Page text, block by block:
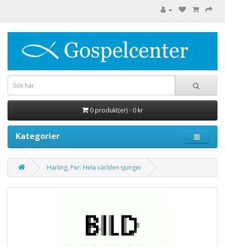
0 produkt(er) - 0 kr
Kategorier
Harling, Per: Hela världen sjunger